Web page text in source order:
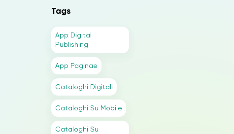
Tags
App Digital
Publishing
App Paginae
Cataloghi Digitali
Cataloghi Su Mobile
Cataloghi Su